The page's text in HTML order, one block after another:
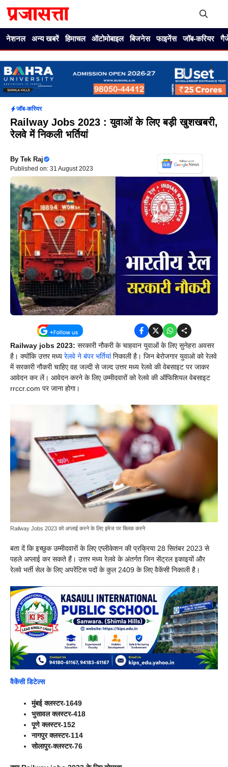
नेशनल अन्य खबरें हिमाचल ऑटोमोबाइल बिजनेस फाइनेंस जॉब-करियर
जॉब-करियर
Railway Jobs 2023 : युवाओं के लिए बड़ी खुशखबरी,
रेलवे में निकली भर्तियां
By Tek Raj
Published on: 31 August 2023
Railway jobs 2023: सरकारी नौकरी के चाहवान युवाओं के लिए सुनेहरा अवसर
है। क्योंकि उत्तर मध्य रेलवे ने बंपर भर्तियां निकाली है। जिन बेरोजगार युवाओ को रेलवे
में सरकारी नौकरी चाहिए वह जल्दी से जल्द उत्तर मध्य रेलवे की वेबसाइट पर जाकर
आवेदन कर लें। आवेदन करने के लिए उम्मीदवारों को रेलवे की ऑफिशियल वेबसाइट
rrccr.com पर जाना होगा।
Railway Jobs 2023 को अप्लाई करने के लिए इमेज पर क्लिक करने
बता दें कि इच्छुक उम्मीदवारों के लिए एप्लीकेशन की प्रक्रिया 28 सितंबर 2023 से
पहले अप्लाई कर सकते हैं। उत्तर मध्य रेलवे के अंतर्गत जिन सेंट्रल इकाइयों और
रेलवे भर्ती सेल के लिए अपरेंटिस पदों के कुल 2409 के लिए वैकेंसी निकाली है।
वैकेंसी डिटेल्स
मुंबई क्लस्टर-1649
भुसावल क्लस्टर-418
पूणे क्लस्टर-152
नागपुर क्लस्टर-114
सोलापुर-क्लस्टर-76